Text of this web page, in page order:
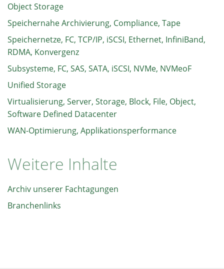
Object Storage
Speichernahe Archivierung, Compliance, Tape
Speichernetze, FC, TCP/IP, iSCSI, Ethernet, InfiniBand,
RDMA, Konvergenz
Subsysteme, FC, SAS, SATA, iSCSI, NVMe, NVMeoF
Unified Storage
Virtualisierung, Server, Storage, Block, File, Object,
Software Defined Datacenter
WAN-Optimierung, Applikationsperformance
Weitere Inhalte
Archiv unserer Fachtagungen
Branchenlinks